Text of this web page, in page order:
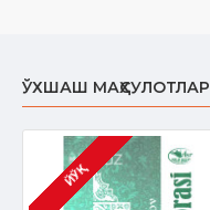
ЎХШАШ МАҲСУЛОТЛАР
ЙЎҚ